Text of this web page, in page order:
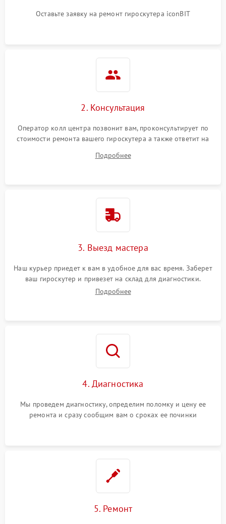
Оставьте заявку на ремонт гироскутера iconBIT
2. Консультация
Оператор колл центра позвонит вам, проконсультирует по
стоимости ремонта вашего гироскутера а также ответит на
Подробнее
3. Выезд мастера
Наш курьер приедет к вам в удобное для вас время. Заберет
ваш гироскутер и привезет на склад для диагностики.
Подробнее
4. Диагностика
Мы проведем диагностику, определим поломку и цену ее
ремонта и сразу сообщим вам о сроках ее починки
5. Ремонт